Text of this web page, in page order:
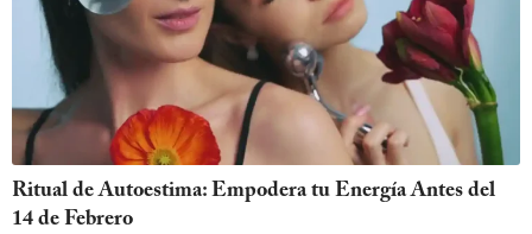
Ritual de Autoestima: Empodera tu Energía Antes del
14 de Febrero